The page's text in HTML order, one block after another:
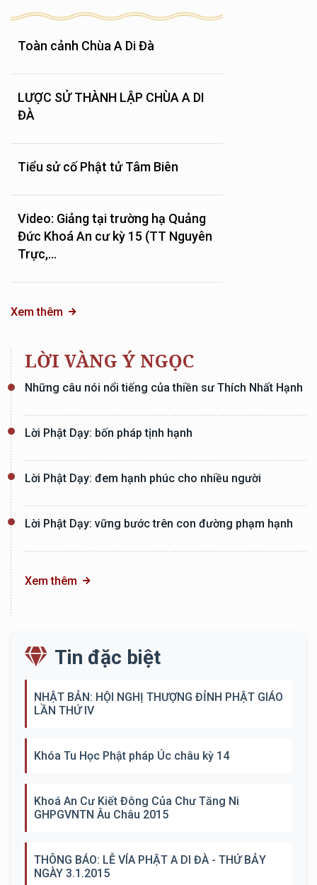
Toàn cảnh Chùa A Di Đà
LƯỢC SỬ THÀNH LẬP CHÙA A DI
ĐÀ
Tiểu sử cố Phật tử Tâm Biên
Video: Giảng tại trường hạ Quảng
Đức Khoá An cư kỳ 15 (TT Nguyên
Trực,...
Xem thêm
LỜI VÀNG Ý NGỌC
Những câu nói nổi tiếng của thiền sư Thích Nhất Hạnh
Lời Phật Dạy: bốn pháp tịnh hạnh
Lời Phật Dạy: đem hạnh phúc cho nhiều người
Lời Phật Dạy: vững bước trên con đường phạm hạnh
Xem thêm
Tin đặc biệt
NHẬT BẢN: HỘI NGHỊ THƯỢNG ĐỈNH PHẬT GIÁO
LẦN THỨ IV
Khóa Tu Học Phật pháp Úc châu kỳ 14
Khoá An Cư Kiết Đông Của Chư Tăng Ni
GHPGVNTN Âu Châu 2015
THÔNG BÁO: LỄ VÍA PHẬT A DI ĐÀ - THỨ BẢY
NGÀY 3.1.2015